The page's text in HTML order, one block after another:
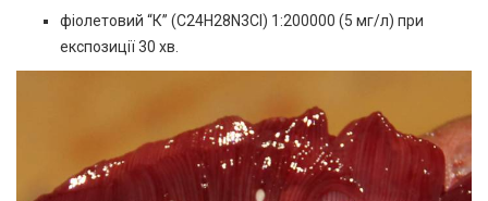
фіолетовий “К” (C24H28N3Cl) 1:200000 (5 мг/л) при
експозиції 30 хв.